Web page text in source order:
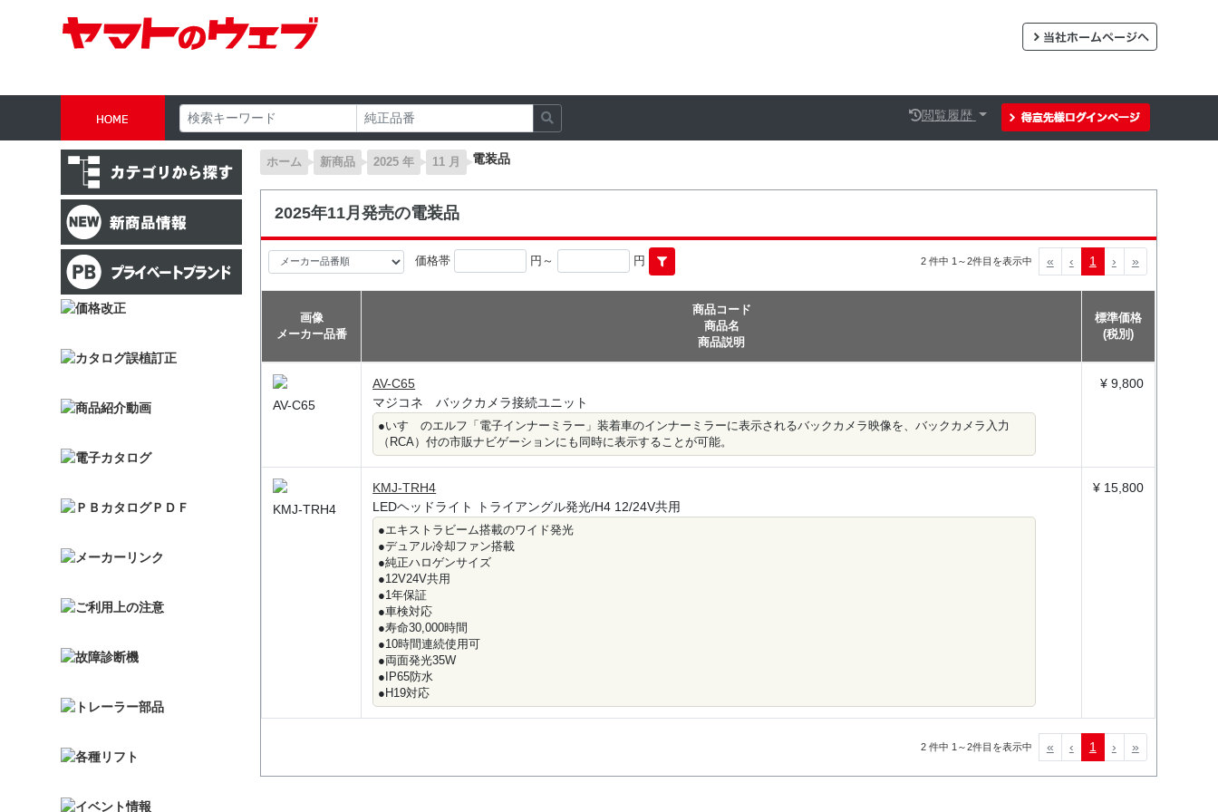
閲覧履歴
ホーム 新商品 2025 年 11 月 電装品
2025年11月発売の電装品
価格帯 円～ 円 2 件中 1～2件目を表示中 « ‹ 1 › »
画像
メーカー品番
商品コード
商品名
商品説明
標準価格
(税別)
AV-C65
AV-C65
マジコネ バックカメラ接続ユニット
●いすゞのエルフ「電子インナーミラー」装着車のインナーミラーに表示されるバックカメラ映像を、バックカメラ入力
（RCA）付の市販ナビゲーションにも同時に表示することが可能。
¥ 9,800
KMJ-TRH4
KMJ-TRH4
LEDヘッドライト トライアングル発光/H4 12/24V共用
●エキストラビーム搭載のワイド発光
●デュアル冷却ファン搭載
●純正ハロゲンサイズ
●12V24V共用
●1年保証
●車検対応
●寿命30,000時間
●10時間連続使用可
●両面発光35W
●IP65防水
●H19対応
¥ 15,800
2 件中 1～2件目を表示中 « ‹ 1 › »